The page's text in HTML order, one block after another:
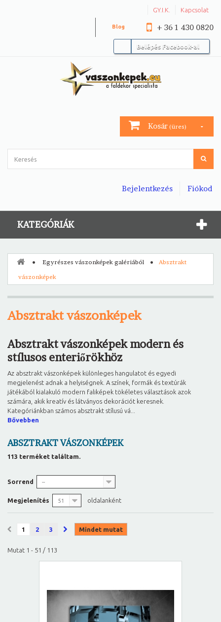
GY.I.K. Kapcsolat
+ 36 1 430 0820
Blog
Belépés Facebook-al
Kosár (üres)
Fiókod
Bejelentkezés
KATEGÓRIÁK
Egyrészes vászonképek galériából
Absztrakt
vászonképek
Absztrakt vászonképek
Absztrakt vászonképek modern és
stílusos enteriőrökhöz
Az absztrakt vászonképek különleges hangulatot és egyedi
megjelenést adnak a helyiségnek. A színek, formák és textúrák
játékából kialakuló modern faliképek tökéletes választások azok
számára, akik kreatív és látványos dekorációt keresnek.
Kategóriánkban számos absztrakt stílusú vá...
Bővebben
ABSZTRAKT VÁSZONKÉPEK
113 terméket találtam.
Sorrend --
Megjelenítés 51 oldalanként
Mindet mutat
1 2 3
Mutat 1 - 51 / 113